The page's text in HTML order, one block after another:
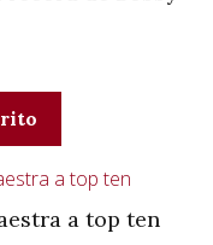
a top ten